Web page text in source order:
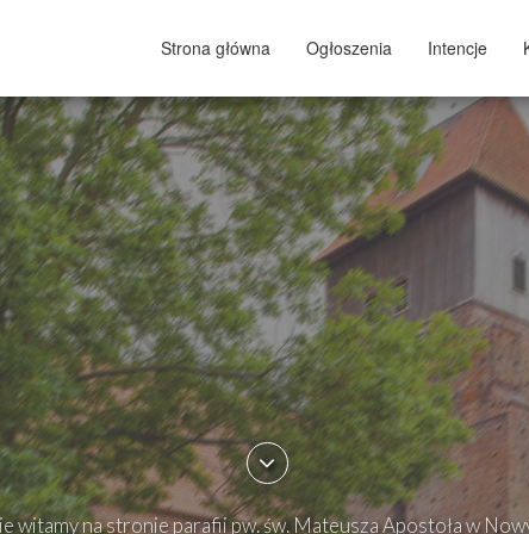
Strona główna Ogłoszenia Intencje
witamy na stronie parafii pw. św. Mateusza Apostoła w